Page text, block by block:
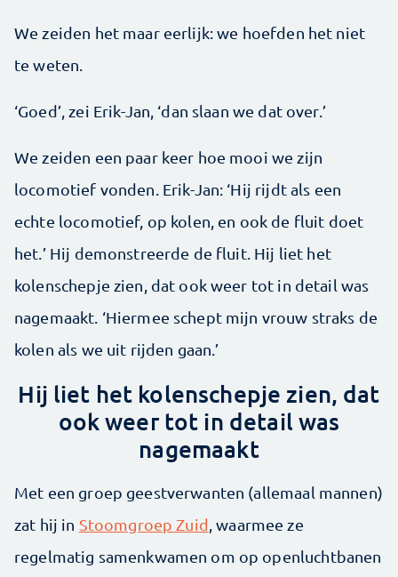
We zeiden het maar eerlijk: we hoefden het niet
te weten.
‘Goed’, zei Erik-Jan, ‘dan slaan we dat over.’
We zeiden een paar keer hoe mooi we zijn
locomotief vonden. Erik-Jan: ‘Hij rijdt als een
echte locomotief, op kolen, en ook de fluit doet
het.’ Hij demonstreerde de fluit. Hij liet het
kolenschepje zien, dat ook weer tot in detail was
nagemaakt. ‘Hiermee schept mijn vrouw straks de
kolen als we uit rijden gaan.’
Hij liet het kolenschepje zien, dat
ook weer tot in detail was
nagemaakt
Met een groep geestverwanten (allemaal mannen)
zat hij in Stoomgroep Zuid, waarmee ze
regelmatig samenkwamen om op openluchtbanen